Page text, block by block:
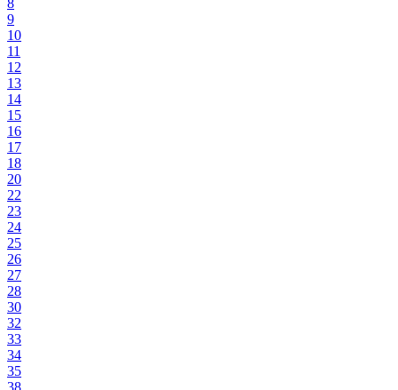
8
9
10
11
12
13
14
15
16
17
18
20
22
23
24
25
26
27
28
30
32
33
34
35
38